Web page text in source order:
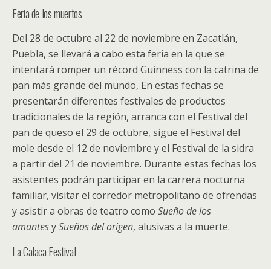
Feria de los muertos
Del 28 de octubre al 22 de noviembre en Zacatlán,
Puebla, se llevará a cabo esta feria en la que se
intentará romper un récord Guinness con la catrina de
pan más grande del mundo, En estas fechas se
presentarán diferentes festivales de productos
tradicionales de la región, arranca con el Festival del
pan de queso el 29 de octubre, sigue el Festival del
mole desde el 12 de noviembre y el Festival de la sidra
a partir del 21 de noviembre. Durante estas fechas los
asistentes podrán participar en la carrera nocturna
familiar, visitar el corredor metropolitano de ofrendas
y asistir a obras de teatro como Sueño de los
amantesySueños del origen, alusivas a la muerte.
La Calaca Festival